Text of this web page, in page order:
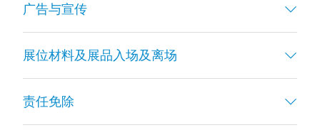
广告与宣传
展位材料及展品入场及离场
责任免除